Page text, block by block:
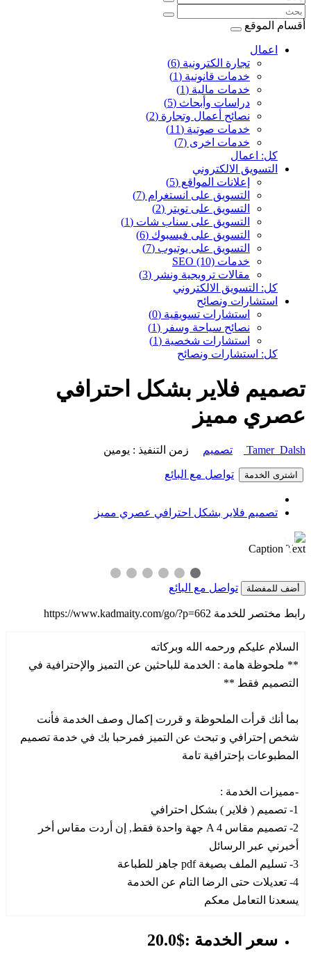
أقسام الموقع
اعمال
تجارة الكترونية (6)
خدمات قانونية (1)
خدمات مالية (1)
دراسات وأبحاث (5)
نصائح أعمال وتجارة (2)
خدمات صوتية (11)
خدمات اخرى (7)
كل: اعمال
التسويق الالكتروني
إعلانات المواقع (5)
التسويق على انستغرام (7)
التسويق على تويتر (2)
التسويق على سناب شات (1)
التسويق على فيسبوك (6)
التسويق على يوتيوب (7)
خدمات SEO (10)
مقالات ترويجية ونشر (3)
كل: التسويق الالكتروني
استشارات ونصائح
استشارات تسويقية (0)
نصائح سياحة وسفر (1)
استشارات شخصية (1)
كل: استشارات ونصائح
تصميم فلاير بشكل احترافي
عصري مميز
Tamer Dalsh تصميم زمن التنفيذ : يومين
اشترى الخدمة تواصل مع البائع
تصميم فلاير بشكل احترافي عصري مميز
1 / 3
Caption Text
❮
أضف للمفضلة تواصل مع البائع
رابط مختصر للخدمة https://www.kadmaity.com/go/?p=662
السلام عليكم ورحمه الله وبركاته
** ملحوظة هامة : الخدمة للباحثين عن التميز والإحترافية في
التصميم فقط **
بما أنك قرأت الملحوظة و قررت إكمال وصف الخدمة فأنت
شخص إحترافي و تبحث عن التميز فمرحبا بك في خدمة تصميم
المطبوعات بإحترافية تامة
-مميزات الخدمة :
1- تصميم ( فلاير ) بشكل احترافي
2- تصميم مقاس A 4 جهة واحدة فقط, إن أردت مقاس أخر
أخبرني عبر الرسائل
3- تسليم الملف بصيغة pdf جاهز للطباعة
4- تعديلات حتى الرضا التام عن الخدمة
يسعدنا التعامل معكم
سعر الخدمة :$20.0